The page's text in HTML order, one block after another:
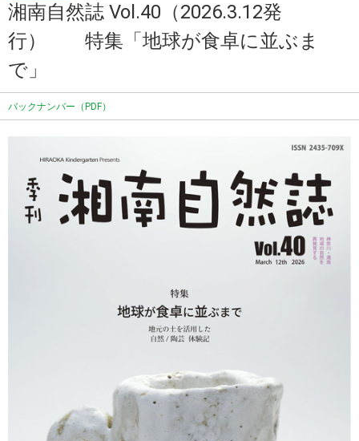
湘南自然誌 Vol.40（2026.3.12発
行） 特集「地球が食卓に並ぶま
で」
バックナンバー（PDF）